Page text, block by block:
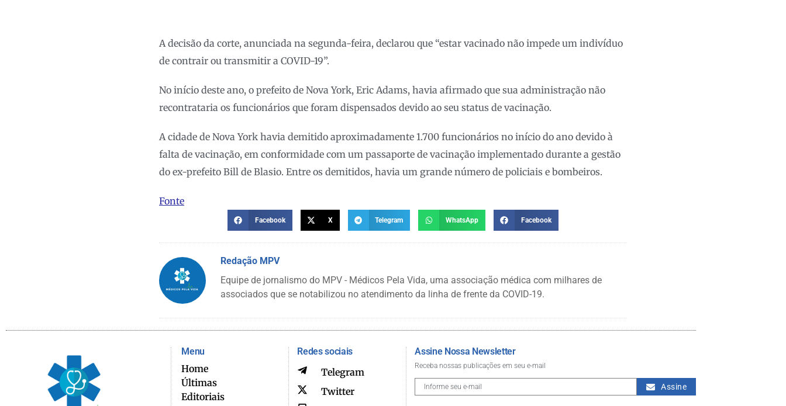
A decisão da corte, anunciada na segunda-feira, declarou que “estar vacinado não impede um indivíduo
de contrair ou transmitir a COVID-19”.
No início deste ano, o prefeito de Nova York, Eric Adams, havia afirmado que sua administração não
recontrataria os funcionários que foram dispensados devido ao seu status de vacinação.
A cidade de Nova York havia demitido aproximadamente 1.700 funcionários no início do ano devido à
falta de vacinação, em conformidade com um passaporte de vacinação implementado durante a gestão
do ex-prefeito Bill de Blasio. Entre os demitidos, havia um grande número de policiais e bombeiros.
Fonte
Facebook X Telegram WhatsApp Facebook
Redação MPV
Equipe de jornalismo do MPV - Médicos Pela Vida, uma associação médica com milhares de
associados que se notabilizou no atendimento da linha de frente da COVID-19.
Menu
Home
Últimas
Editoriais
Redes sociais
Telegram
Twitter
Assine Nossa Newsletter
Receba nossas publicações em seu e-mail
Assine